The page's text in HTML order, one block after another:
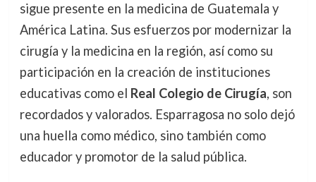
sigue presente en la medicina de Guatemala y
América Latina. Sus esfuerzos por modernizar la
cirugía y la medicina en la región, así como su
participación en la creación de instituciones
educativas como el Real Colegio de Cirugía, son
recordados y valorados. Esparragosa no solo dejó
una huella como médico, sino también como
educador y promotor de la salud pública.